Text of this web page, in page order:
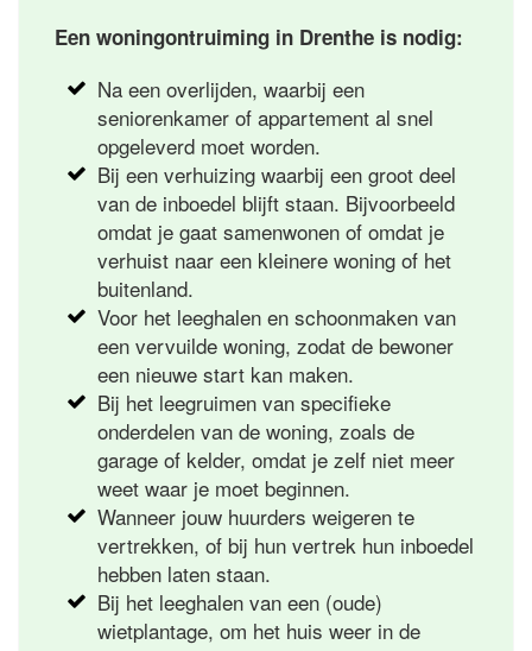
Een woningontruiming in Drenthe is nodig:
Na een overlijden, waarbij een
seniorenkamer of appartement al snel
opgeleverd moet worden.
Bij een verhuizing waarbij een groot deel
van de inboedel blijft staan. Bijvoorbeeld
omdat je gaat samenwonen of omdat je
verhuist naar een kleinere woning of het
buitenland.
Voor het leeghalen en schoonmaken van
een vervuilde woning, zodat de bewoner
een nieuwe start kan maken.
Bij het leegruimen van specifieke
onderdelen van de woning, zoals de
garage of kelder, omdat je zelf niet meer
weet waar je moet beginnen.
Wanneer jouw huurders weigeren te
vertrekken, of bij hun vertrek hun inboedel
hebben laten staan.
Bij het leeghalen van een (oude)
wietplantage, om het huis weer in de